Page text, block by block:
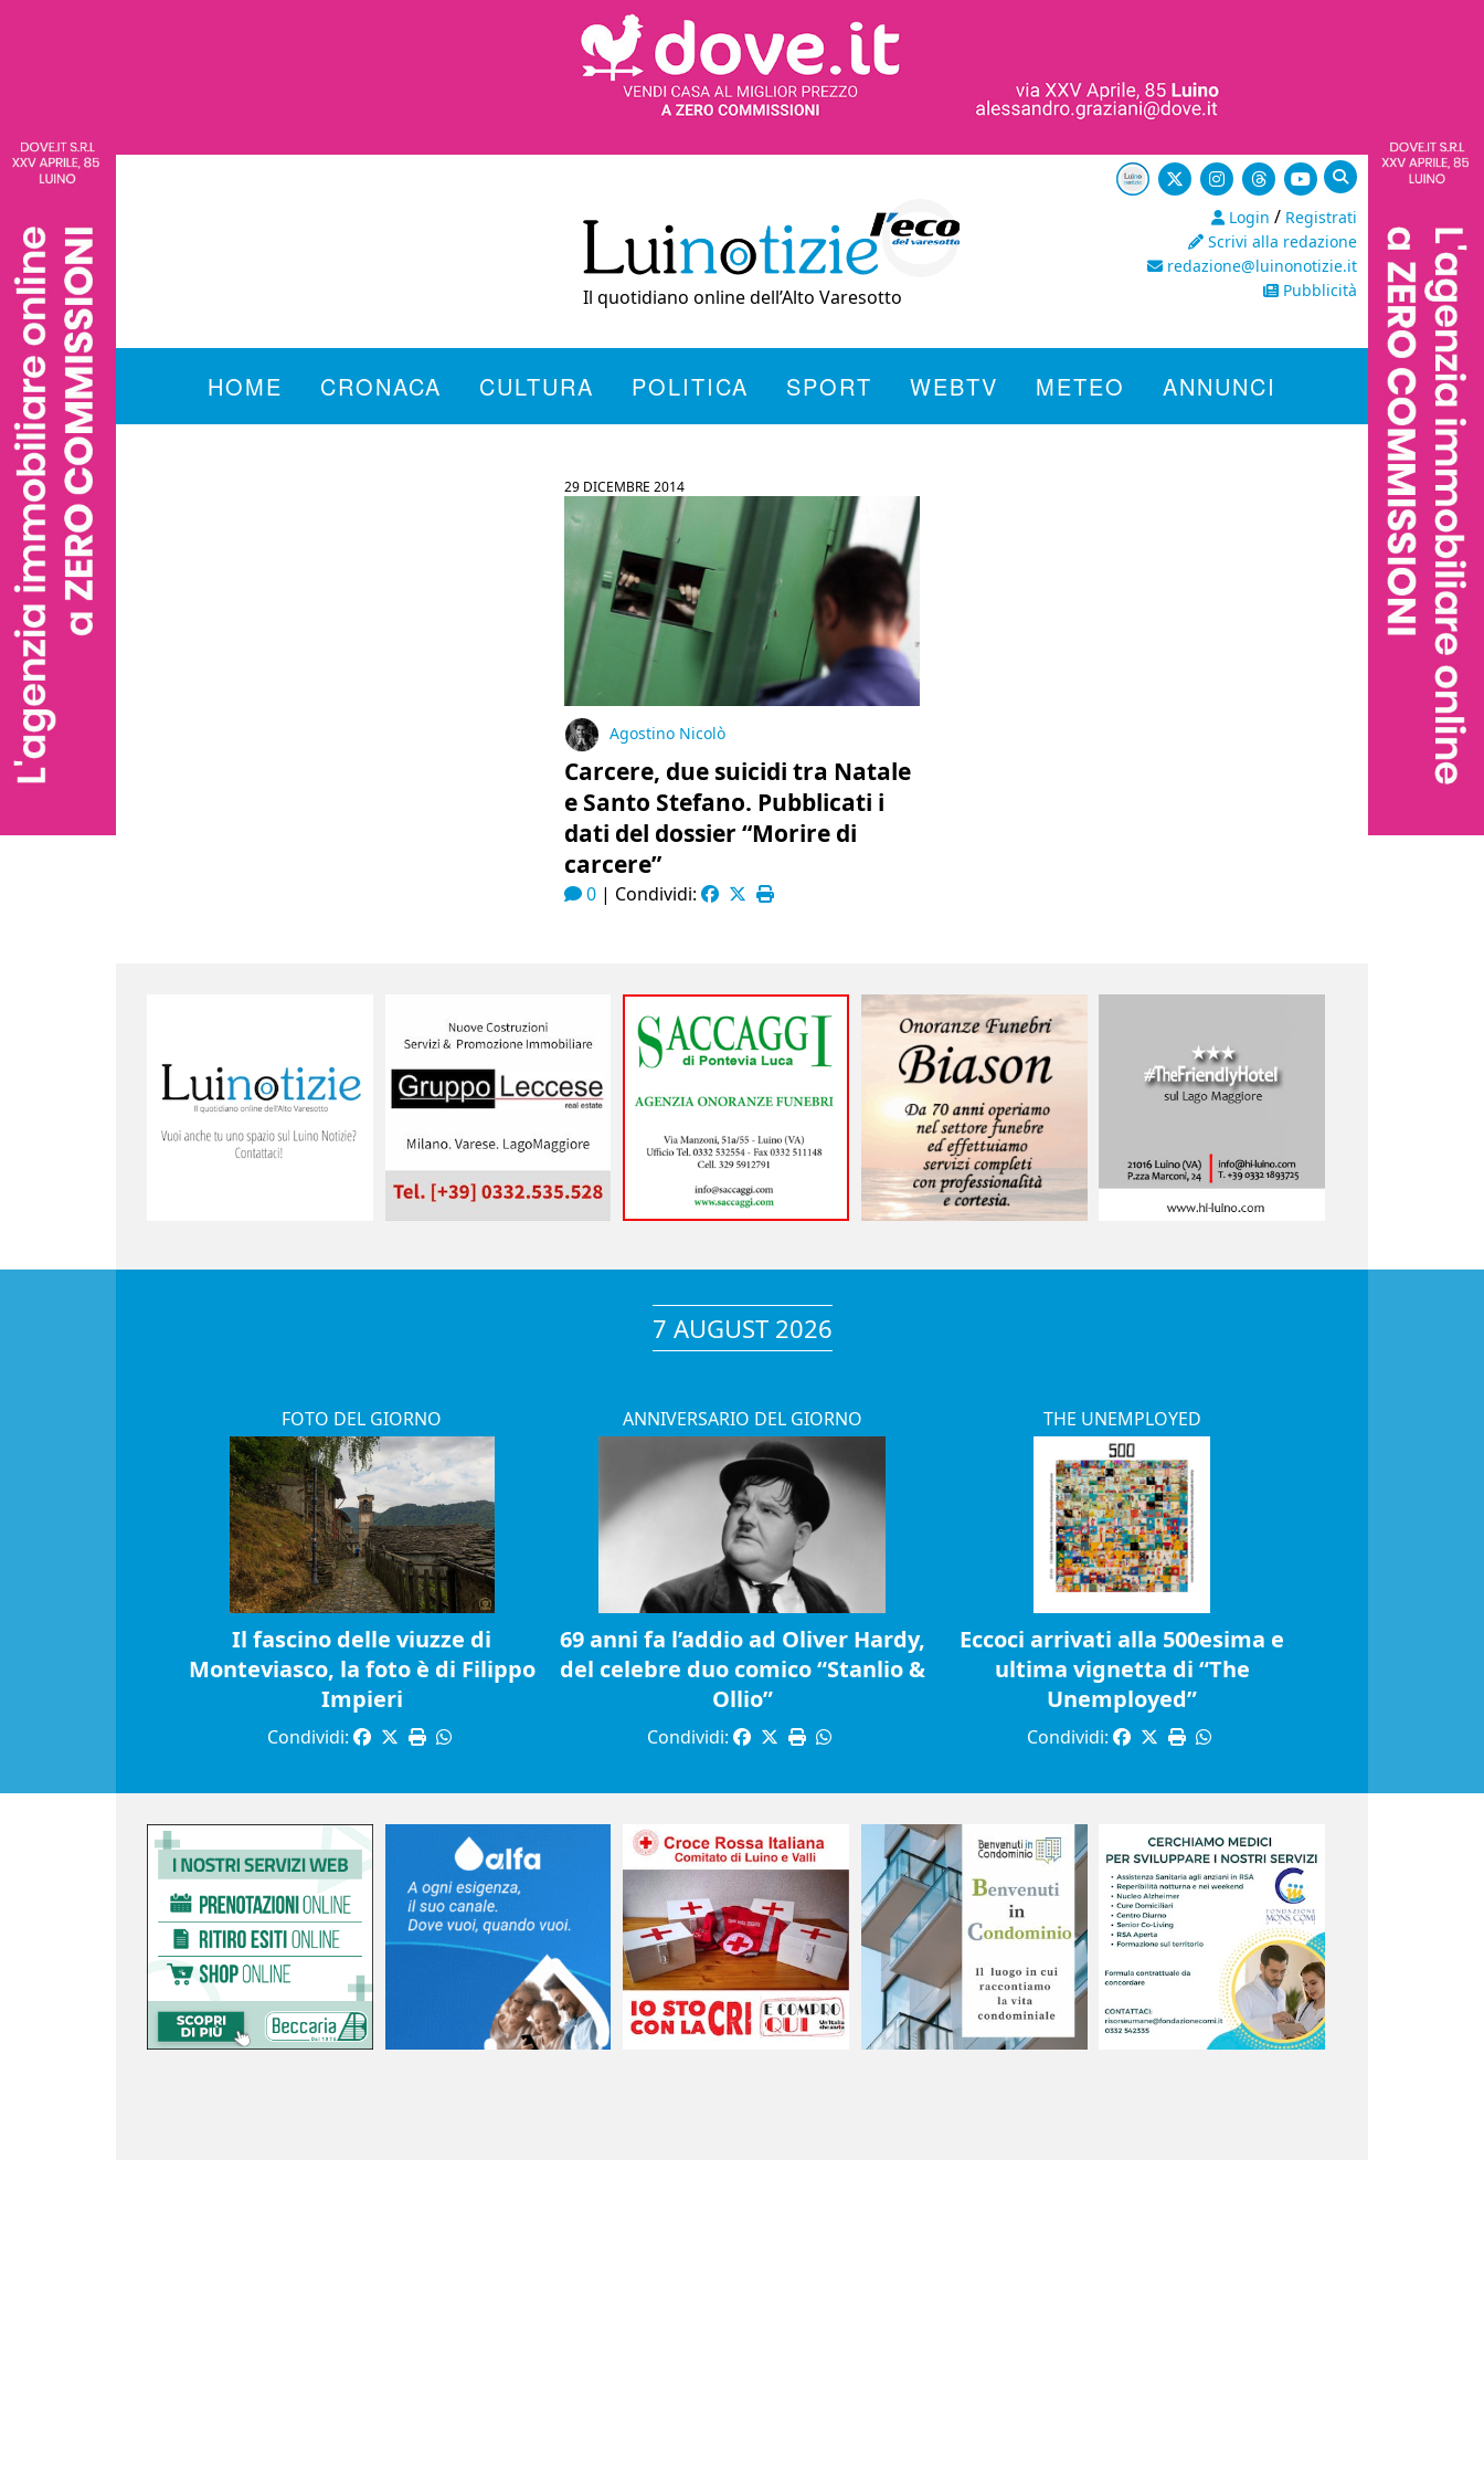
Il quotidiano online dell’Alto Varesotto
Login / Registrati
Scrivi alla redazione
redazione@luinonotizie.it
Pubblicità
HOME CRONACA CULTURA POLITICA SPORT WEBTV METEO ANNUNCI
29 DICEMBRE 2014
Agostino Nicolò
Carcere, due suicidi tra Natale
e Santo Stefano. Pubblicati i
dati del dossier “Morire di
carcere”
0 | Condividi:
7 AUGUST 2026
FOTO DEL GIORNO
Il fascino delle viuzze di
Monteviasco, la foto è di Filippo
Impieri
Condividi:
ANNIVERSARIO DEL GIORNO
69 anni fa l’addio ad Oliver Hardy,
del celebre duo comico “Stanlio &
Ollio”
Condividi:
THE UNEMPLOYED
Eccoci arrivati alla 500esima e
ultima vignetta di “The
Unemployed”
Condividi: